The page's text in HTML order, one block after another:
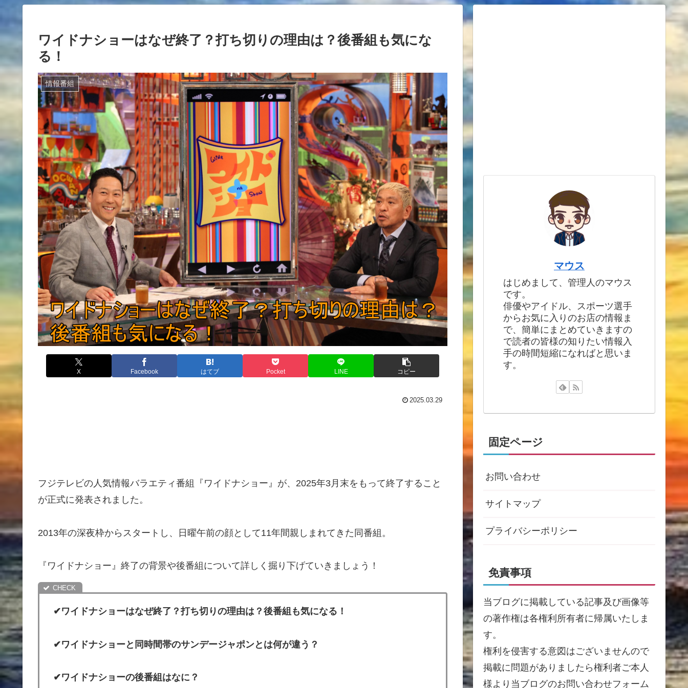
ワイドナショーはなぜ終了？打ち切りの理由は？後番組も気にな
る！
情報番組
X Facebook はてブ Pocket LINE コピー
2025.03.29
フジテレビの人気情報バラエティ番組『ワイドナショー』が、2025年3月末をもって終了すること
が正式に発表されました。
2013年の深夜枠からスタートし、日曜午前の顔として11年間親しまれてきた同番組。
『ワイドナショー』終了の背景や後番組について詳しく掘り下げていきましょう！
✔ワイドナショーはなぜ終了？打ち切りの理由は？後番組も気になる！
✔ワイドナショーと同時間帯のサンデージャポンとは何が違う？
✔ワイドナショーの後番組はなに？
マウス
はじめまして、管理人のマウス
です。
俳優やアイドル、スポーツ選手
からお気に入りのお店の情報ま
で、簡単にまとめていきますの
で読者の皆様の知りたい情報入
手の時間短縮になればと思いま
す。
固定ページ
お問い合わせ
サイトマップ
プライバシーポリシー
免責事項
当ブログに掲載している記事及び画像等
の著作権は各権利所有者に帰属いたしま
す。
権利を侵害する意図はございませんので
掲載に問題がありましたら権利者ご本人
様より当ブログのお問い合わせフォーム